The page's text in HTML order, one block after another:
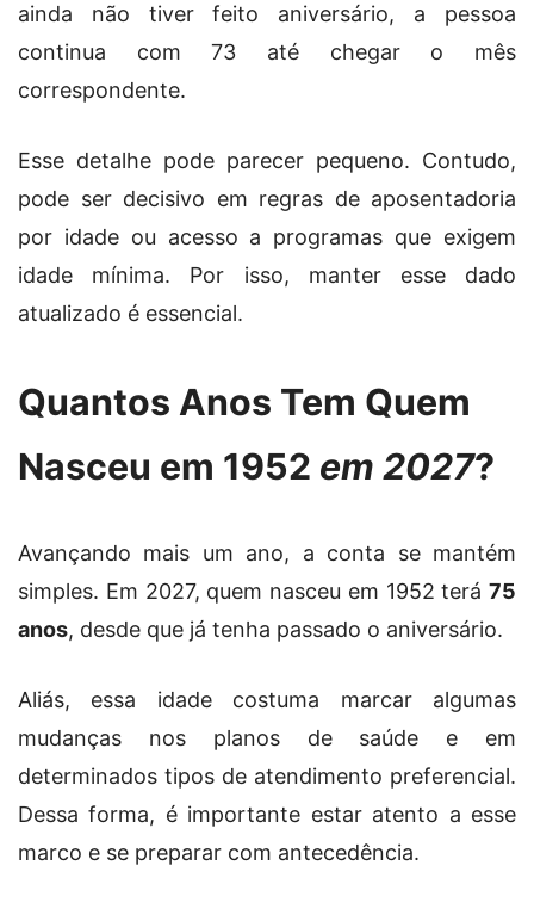
ainda não tiver feito aniversário, a pessoa
continua com 73 até chegar o mês
correspondente.
Esse detalhe pode parecer pequeno. Contudo,
pode ser decisivo em regras de aposentadoria
por idade ou acesso a programas que exigem
idade mínima. Por isso, manter esse dado
atualizado é essencial.
Quantos Anos Tem Quem
Nasceu em 1952 em 2027?
Avançando mais um ano, a conta se mantém
simples. Em 2027, quem nasceu em 1952 terá 75
anos, desde que já tenha passado o aniversário.
Aliás, essa idade costuma marcar algumas
mudanças nos planos de saúde e em
determinados tipos de atendimento preferencial.
Dessa forma, é importante estar atento a esse
marco e se preparar com antecedência.